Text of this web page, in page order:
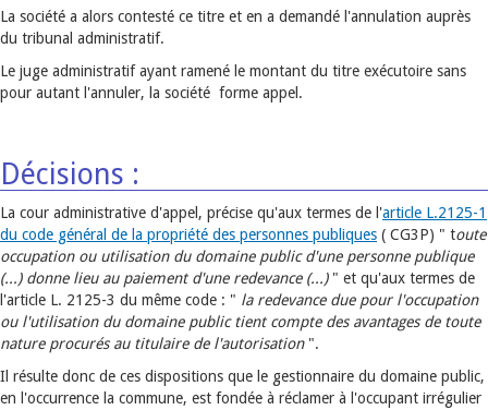
La société a alors contesté ce titre et en a demandé l'annulation auprès
du tribunal administratif.
Le juge administratif ayant ramené le montant du titre exécutoire sans
pour autant l'annuler, la société forme appel.
Décisions :
La cour administrative d'appel, précise qu'aux termes de l'article L.2125-1
du code général de la propriété des personnes publiques ( CG3P) " toute
occupation ou utilisation du domaine public d'une personne publique
(...) donne lieu au paiement d'une redevance (...)" et qu'aux termes de
l'article L. 2125-3 du même code : " la redevance due pour l'occupation
ou l'utilisation du domaine public tient compte des avantages de toute
nature procurés au titulaire de l'autorisation".
Il résulte donc de ces dispositions que le gestionnaire du domaine public,
en l'occurrence la commune, est fondée à réclamer à l'occupant irrégulier